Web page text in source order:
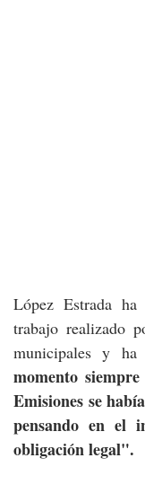
López Estrada ha
trabajo realizado
municipales y ha
momento
Emisiones se
pensando en el
obligación legal".